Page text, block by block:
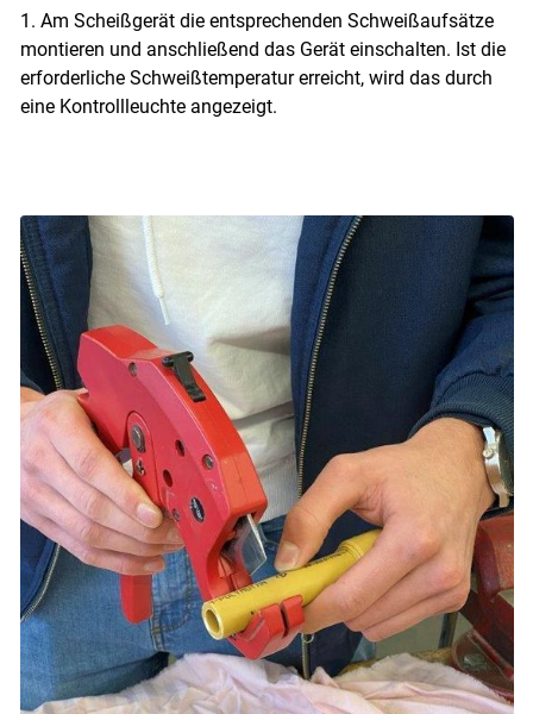
1. Am Scheißgerät die entsprechenden Schweißaufsätze
montieren und anschließend das Gerät einschalten. Ist die
erforderliche Schweißtemperatur erreicht, wird das durch
eine Kontrollleuchte angezeigt.